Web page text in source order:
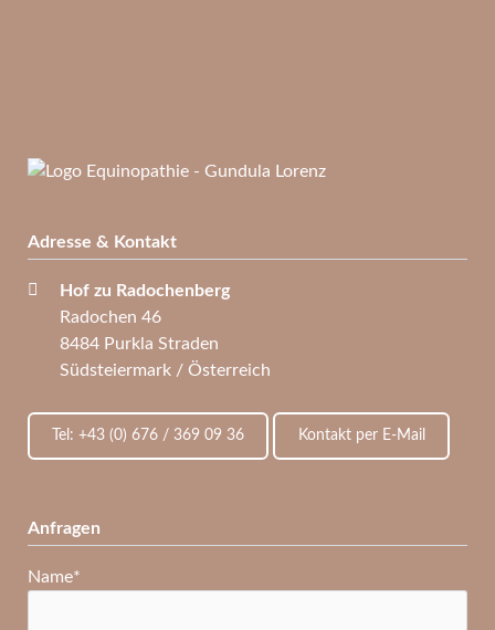
Adresse & Kontakt
Hof zu Radochenberg
Radochen 46
8484 Purkla Straden
Südsteiermark / Österreich
Tel: +43 (0) 676 / 369 09 36 Kontakt per E-Mail
Anfragen
Pflichtfeld
Name*